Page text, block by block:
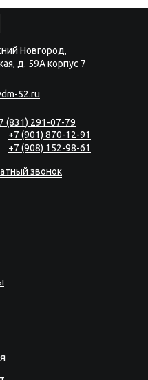
Новгород,
д. 59А корпус 7
52.ru
(831) 291-07-79
+7 (901) 870-12-91
+7 (908) 152-98-61
звонок